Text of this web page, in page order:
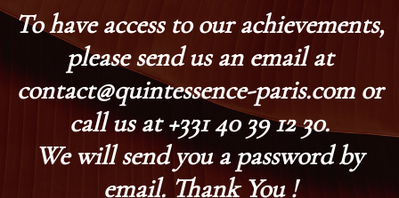
To have access to our achievements,
please send us an email at
contact@quintessence-paris.com or
call us at +331 40 39 12 30.
We will send you a password by
email. Thank You !